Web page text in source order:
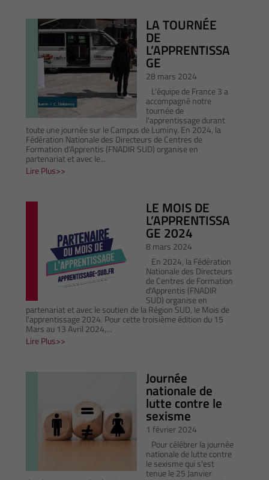
LA TOURNÉE
DE
L’APPRENTISSA
GE
28 mars 2024
L'équipe de France 3 a
accompagné notre
tournée de
l'apprentissage durant
toute une journée sur le Campus de Luminy. En 2024, la
Fédération Nationale des Directeurs de Centres de
Formation d'Apprentis (FNADIR SUD) organise en
partenariat et avec le...
Lire Plus
LE MOIS DE
L’APPRENTISSA
GE 2024
8 mars 2024
En 2024, la Fédération
Nationale des Directeurs
de Centres de Formation
d'Apprentis (FNADIR
SUD) organise en
partenariat et avec le soutien de la Région SUD, le Mois de
l’apprentissage 2024. Pour cette troisième édition du 15
Mars au 13 Avril 2024,...
Lire Plus
Journée
nationale de
lutte contre le
sexisme
1 février 2024
Pour célébrer la journée
nationale de lutte contre
le sexisme qui s'est
tenue le 25 Janvier